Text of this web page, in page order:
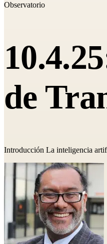
Observatorio
de
Introducción La inteligencia